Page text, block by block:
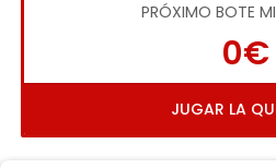
PRÓXIMO BOTE
0€
JUGAR LA